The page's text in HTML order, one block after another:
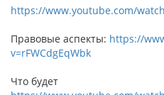
https://www.youtube.com/
Правовые аспекты: https://
v=rFWCdgEqWbk
Что будет